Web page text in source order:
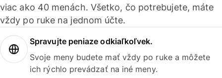
viac ako 40 menách. Všetko, čo potrebujete, máte
vždy po ruke na jednom účte.
Spravujte peniaze odkiaľkoľvek.
Svoje meny budete mať vždy po ruke a môžete
ich rýchlo prevádzať na iné meny.